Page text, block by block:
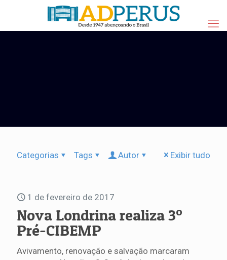
Categorias Tags Autor Exibir tudo
1 de fevereiro de 2017
Nova Londrina realiza 3º
Pré-CIBEMP
Avivamento, renovação e salvação marcaram